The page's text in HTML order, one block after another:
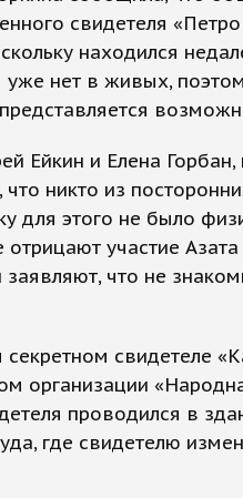
свидетеля
находился
уже нет в живых,
Ейкин и Елена Горбан,
никто из
для этого не было
участие
что не
свидетеле
организации
проводился в
где свидетелю